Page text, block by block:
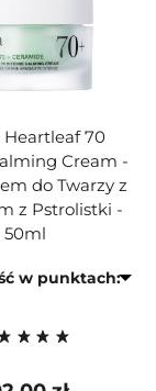
70
Cream -
do Twarzy z
z Pstrolistki -
50ml
w punktach: